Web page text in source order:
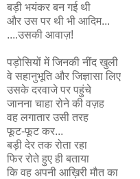
बड़ी भयंकर बन गई थी
और उस पर थी भी आदिम...
....उसकी आवाज़!
पड़ोसियों में जिनकी नींद खुली
वे सहानुभूति और जिज्ञासा लिए
उसके दरवाजे पर पहुंचे
जानना चाहा रोने की वज़ह
वह लगातार उसी तरह
फूट-फूट कर...
बड़ी देर तक रोता रहा
फिर रोते हुए ही बताया
कि वह अपनी आख़िरी मौत का